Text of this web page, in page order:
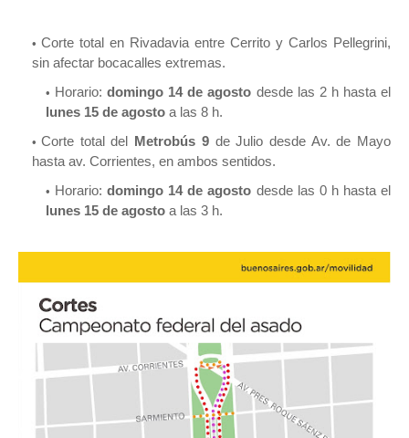
Corte total en Rivadavia entre Cerrito y Carlos Pellegrini,
sin afectar bocacalles extremas.
Horario:domingo 14 de agosto desde las 2 h hasta el
lunes 15 de agosto a las 8 h.
Corte total del Metrobús 9de Julio desde Av. de Mayo
hasta av. Corrientes, en ambos sentidos.
Horario:domingo 14 de agosto desde las 0 h hasta el
lunes 15 de agosto a las 3 h.